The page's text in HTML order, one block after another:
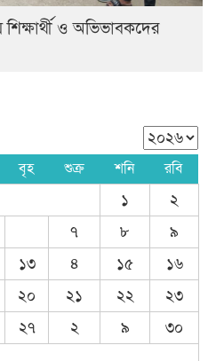
শিক্ষার্থী ও অভিভাবকদের
বৃহ শুক্র শনি রবি
১
২
৭ ৮
৯
১৩ ৪ ১৫
১৬
২০ ২১ ২২
২৩
২৭ ২ ৯
৩০